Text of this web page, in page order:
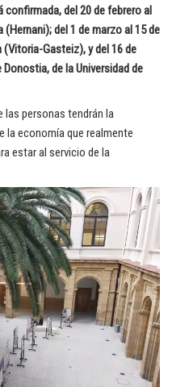
confirmada, del 20 de febrero al
(Hernani); del 1 de marzo al 15 de
(Vitoria-Gasteiz), y del 16 de
de la Universidad de
las personas tendrán la
la economía que realmente
estar al servicio de la